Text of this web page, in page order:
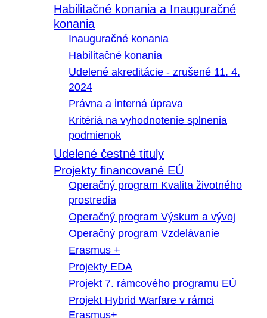
Habilitačné konania a Inauguračné
konania
Inauguračné konania
Habilitačné konania
Udelené akreditácie - zrušené 11. 4.
2024
Právna a interná úprava
Kritériá na vyhodnotenie splnenia
podmienok
Udelené čestné tituly
Projekty financované EÚ
Operačný program Kvalita životného
prostredia
Operačný program Výskum a vývoj
Operačný program Vzdelávanie
Erasmus +
Projekty EDA
Projekt 7. rámcového programu EÚ
Projekt Hybrid Warfare v rámci
Erasmus+